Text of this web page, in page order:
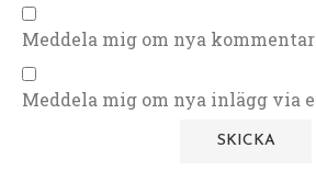
Meddela mig om nya
Meddela mig om nya inlägg via